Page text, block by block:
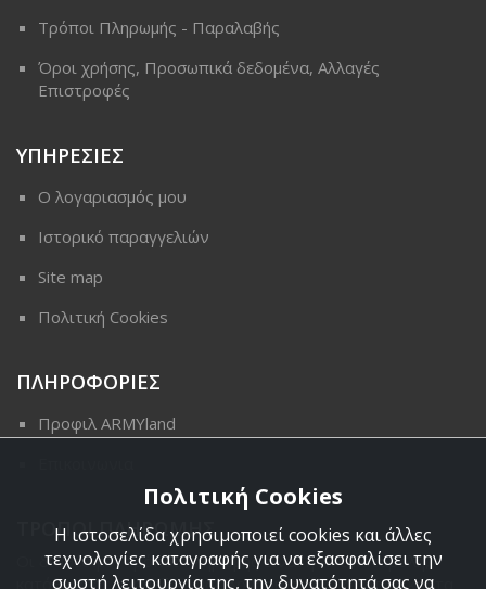
Τρόποι Πληρωμής - Παραλαβής
Όροι χρήσης, Προσωπικά δεδομένα, Αλλαγές
Επιστροφές
ΥΠΗΡΕΣΙΕΣ
Ο λογαριασμός μου
Ιστορικό παραγγελιών
Site map
Πολιτική Cookies
ΠΛΗΡΟΦΟΡΙΕΣ
Προφιλ ARMYland
ΤΡΟΠΟΙ ΠΛΗΡΩΜΗΣ
Οι διαθέσιμοι τρόποι πληρωμής είναι η Αντικαταβολή,
κατάθεση σε τραπεζικό μας λογαριασμό, πιστωτική κάρτα
Πολιτική Cookies
Η ιστοσελίδα χρησιμοποιεί cookies και άλλες
τεχνολογίες καταγραφής για να εξασφαλίσει την
σωστή λειτουργία της, την δυνατότητά σας να